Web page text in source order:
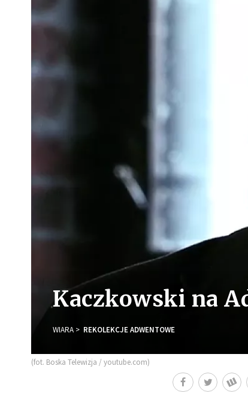
Kaczkowski na
WIARA REKOLEKCJE ADWENTOWE
(fot. Boska Telewizja / youtube.com)